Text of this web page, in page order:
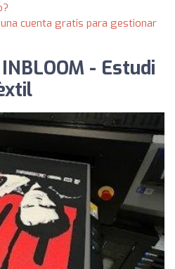
cuenta gratis para gestionar
- Estudi